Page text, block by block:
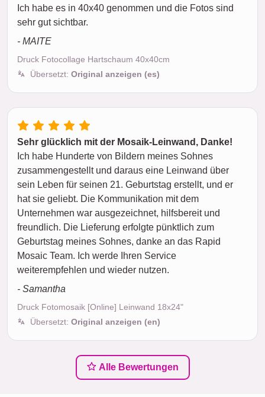
Ich habe es in 40x40 genommen und die Fotos sind
sehr gut sichtbar.
- MAITE
Druck Fotocollage Hartschaum 40x40cm
Übersetzt: Original anzeigen (es)
Sehr glücklich mit der Mosaik-Leinwand, Danke!
Ich habe Hunderte von Bildern meines Sohnes
zusammengestellt und daraus eine Leinwand über
sein Leben für seinen 21. Geburtstag erstellt, und er
hat sie geliebt. Die Kommunikation mit dem
Unternehmen war ausgezeichnet, hilfsbereit und
freundlich. Die Lieferung erfolgte pünktlich zum
Geburtstag meines Sohnes, danke an das Rapid
Mosaic Team. Ich werde Ihren Service
weiterempfehlen und wieder nutzen.
- Samantha
Druck Fotomosaik [Online] Leinwand 18x24"
Übersetzt: Original anzeigen (en)
Alle Bewertungen